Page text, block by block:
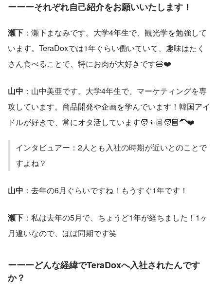
ーーーそれぞれ自己紹介をお願いいたします！
瀬下 ：瀬下まなみです。大学4年生で、観光学を勉強して
います。TeraDoxでは1年ぐらい働いていて、趣味はたく
さん食べることで、特にお肉が大好きです🍔❤️
山中 ：山中美亜です。大学4年生で、マーケティングを専
攻しています。商品開発や企画を学んでいます！韓国アイ
ドルが好きで、常にオタ活しています🧑👦🏻🧑🏼‍🦱❤️
インタビュアー：2人とも入社の時期が近いとのことで
すよね？
山中 ：去年の6月ぐらいですね！もうすぐ1年です！
瀬下 ：私は去年の5月で、ちょうど1年が経ちました！1ヶ
月違いなので、ほぼ同期です笑
ーーーどんな経緯でTeraDoxへ入社されたんです
か？